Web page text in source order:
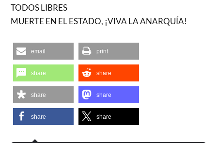
TODOS LIBRES
MUERTE EN EL ESTADO, ¡VIVA LA ANARQUÍA!
email print
share share
share share
share share